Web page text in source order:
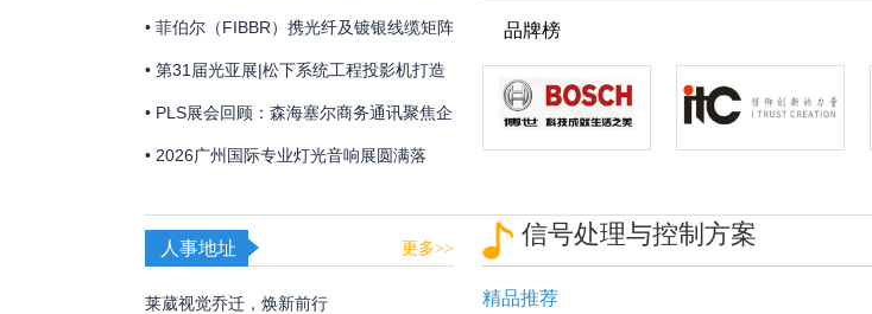
幕
企联袂演绎“光+未来”
• 菲伯尔（FIBBR）携光纤及镀银线缆矩阵
亮相 HAVE 2026 西安国际高级视听展
• 第31届光亚展|松下系统工程投影机打造
「视觉魔盒2026——光遇非遗」，带来非
遗文化与光影艺术的碰撞！
• PLS展会回顾：森海塞尔商务通讯聚焦企
业及教育解决方案
• 2026广州国际专业灯光音响展圆满落
核实力诠释极致声境
品牌榜
人事地址 更多>>
莱葳视觉乔迁，焕新前行
信号处理与控制方案
精品推荐